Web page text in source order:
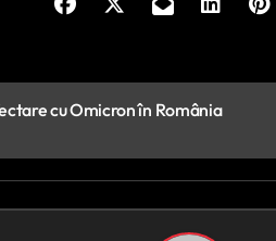
cu Omicron în România